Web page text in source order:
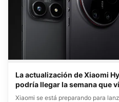
La actualización de Xiaomi
podría llegar la semana que
Xiaomi se está preparando para